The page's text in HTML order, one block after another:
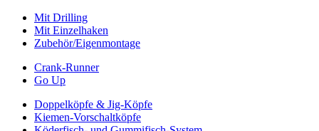
Mit Drilling
Mit Einzelhaken
Zubehör/Eigenmontage
Crank-Runner
Go Up
Doppelköpfe & Jig-Köpfe
Kiemen-Vorschaltköpfe